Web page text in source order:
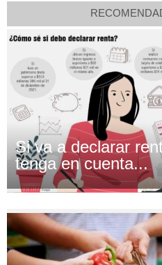
Si va a declarar
tenga en cuenta...